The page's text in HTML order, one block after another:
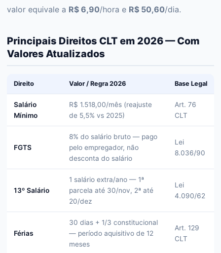
valor equivale a R$ 6,90/hora e R$ 50,60/dia.
Principais Direitos CLT em 2026 — Com
Valores Atualizados
Direito Valor / Regra 2026 Base Legal
Salário
Mínimo
R$ 1.518,00/mês (reajuste
de 5,5% vs 2025)
Art. 76
CLT
FGTS
8% do salário bruto — pago
pelo empregador, não
desconta do salário
Lei
8.036/90
13º Salário
1 salário extra/ano — 1ª
parcela até 30/nov, 2ª até
20/dez
Lei
4.090/62
Férias
30 dias + 1/3 constitucional
— período aquisitivo de 12
meses
Art. 129
CLT